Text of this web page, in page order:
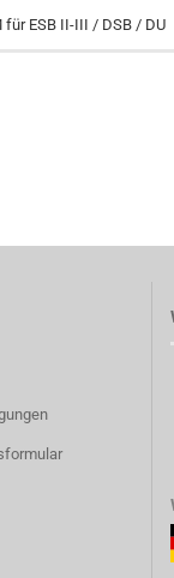
für ESB II-III / DSB / DU